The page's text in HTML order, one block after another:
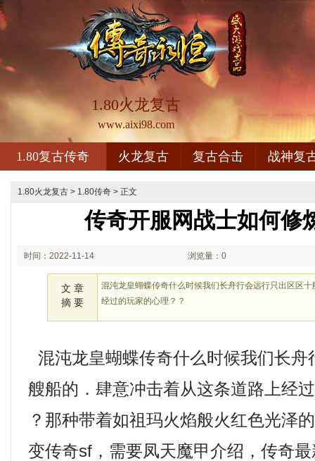
1.80火龙复古
www.aixi98.com
1.80复古传奇 火龙复古 复古合击 战神复
1.80火龙复古 > 1.80传奇 > 正文
传奇开服网战士如何修
时间：2022-11-14 浏览量：0
文 章
摘 要
混沌龙皇蝴蝶传奇什么时候我们长舟行会远行只出区区
经过的玩家的心理？？
混沌龙皇蝴蝶传奇什么时候我们长舟
艘船的．肆意冲击着从这条道路上经
？那种带着如祖玛火焰般火红色光泽
变传奇sf，需要凤天魔甲介绍，传奇